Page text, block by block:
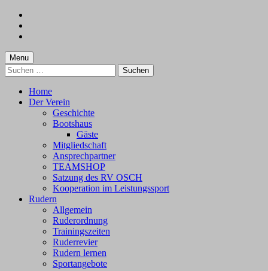
content
footer
Menu
Suchen
nach:
Home
Der Verein
Geschichte
Bootshaus
Gäste
Mitgliedschaft
Ansprechpartner
TEAMSHOP
Satzung des RV OSCH
Kooperation im Leistungssport
Rudern
Allgemein
Ruderordnung
Trainingszeiten
Ruderrevier
Rudern lernen
Sportangebote